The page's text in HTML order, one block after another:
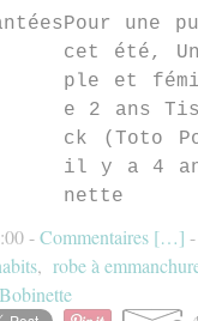
Pour une
cet été,
ple et
e 2 ans
ck (Toto
il y a 4
nette
-Commentaires […]
, robe à
Bobinette